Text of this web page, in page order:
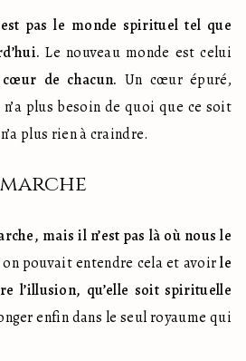
pas le monde spirituel tel que
Le nouveau monde est celui
de chacun. Un cœur épuré,
plus besoin de quoi que ce soit
plus rien à craindre.
marche
mais il n’est pas là où nous le
on pouvait entendre cela et avoir le
l’illusion, qu’elle soit spirituelle
enfin dans le seul royaume qui